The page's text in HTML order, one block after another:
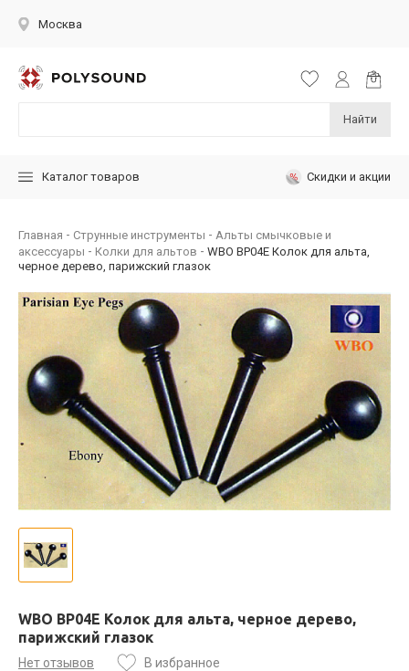
Москва
Найти
Каталог товаров Скидки и акции
Главная Струнные инструменты
Альты смычковые и
аксессуары
Колки для альтов
WBO BP04E Колок для альта,
черное дерево, парижский глазок
WBO BP04E Колок для альта, черное дерево,
парижский глазок
Нет отзывов В избранное